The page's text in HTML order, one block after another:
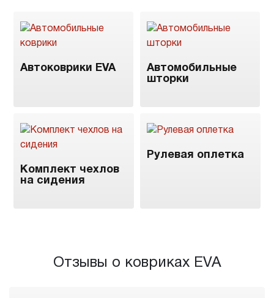
Автоковрики EVA
Автомобильные
шторки
Комплект чехлов
на сидения
Рулевая оплетка
Отзывы о ковриках EVA